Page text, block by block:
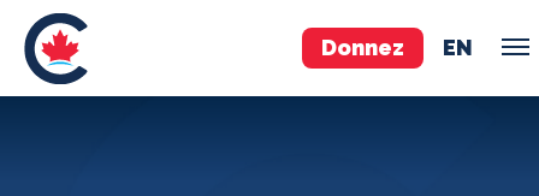
Donnez EN